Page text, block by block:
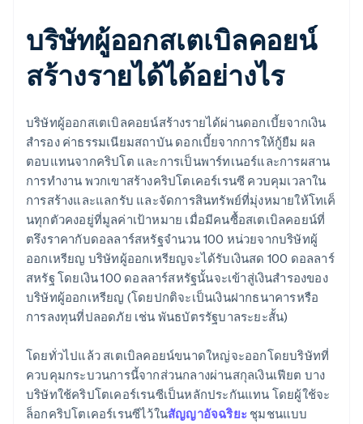
บริษัทผู้ออกสเตเบิลคอยน์
สร้างรายได้ได้อย่างไร
บริษัทผู้ออกสเตเบิลคอยน์สร้างรายได้ผ่านดอกเบี้ยจากเงิน
สำรอง ค่าธรรมเนียมสถาบัน ดอกเบี้ยจากการให้กู้ยืม ผล
ตอบแทนจากคริปโต และการเป็นพาร์ทเนอร์และการผสาน
การทำงาน พวกเขาสร้างคริปโตเคอร์เรนซี ควบคุมเวลาใน
การสร้างและแลกรับ และจัดการสินทรัพย์ที่มุ่งหมายให้โทเค็
นทุกตัวคงอยู่ที่มูลค่าเป้าหมาย เมื่อมีคนซื้อสเตเบิลคอยน์ที่
ตรึงราคากับดอลลาร์สหรัฐจำนวน 100 หน่วยจากบริษัทผู้
ออกเหรียญ บริษัทผู้ออกเหรียญจะได้รับเงินสด 100 ดอลลาร์
สหรัฐ โดยเงิน 100 ดอลลาร์สหรัฐนั้นจะเข้าสู่เงินสำรองของ
บริษัทผู้ออกเหรียญ (โดยปกติจะเป็นเงินฝากธนาคารหรือ
การลงทุนที่ปลอดภัย เช่น พันธบัตรรัฐบาลระยะสั้น)
โดยทั่วไปแล้ว สเตเบิลคอยน์ขนาดใหญ่จะออกโดยบริษัทที่
ควบคุมกระบวนการนี้จากส่วนกลางผ่านสกุลเงินเฟียต บาง
บริษัทใช้คริปโตเคอร์เรนซีเป็นหลักประกันแทน โดยผู้ใช้จะ
ล็อกคริปโตเคอร์เรนซีไว้ในสัญญาอัจฉริยะ ชุมชนแบบ